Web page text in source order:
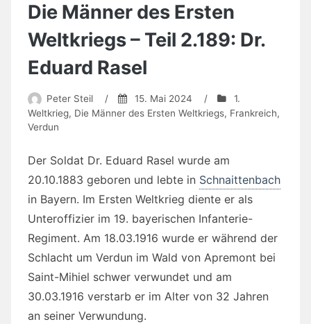
Die Männer des Ersten
Weltkriegs – Teil 2.189: Dr.
Eduard Rasel
Peter Steil / 15. Mai 2024 /
1.
Weltkrieg, Die Männer des Ersten Weltkriegs, Frankreich,
Verdun
Der Soldat Dr. Eduard Rasel wurde am
20.10.1883 geboren und lebte in Schnaittenbach
in Bayern. Im Ersten Weltkrieg diente er als
Unteroffizier im 19. bayerischen Infanterie-
Regiment. Am 18.03.1916 wurde er während der
Schlacht um Verdun im Wald von Apremont bei
Saint-Mihiel schwer verwundet und am
30.03.1916 verstarb er im Alter von 32 Jahren
an seiner Verwundung.